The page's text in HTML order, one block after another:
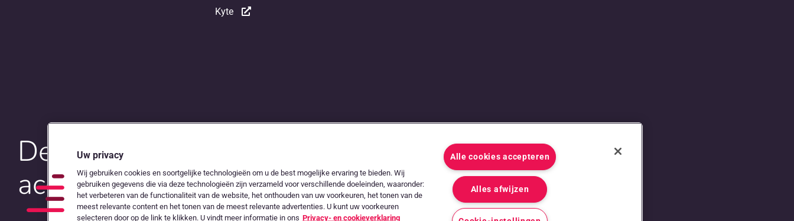
Kyte
De digitale snelweg tussen
accountants en ondernemers
Uw privacy
Wij gebruiken cookies en soortgelijke technologieën om u de best mogelijke ervaring te bieden. Wij
gebruiken gegevens die via deze technologieën zijn verzameld voor verschillende doeleinden, waaronder:
het verbeteren van de functionaliteit van de website, het onthouden van uw voorkeuren, het tonen van de
meest relevante content en het tonen van de meest relevante advertenties. U kunt uw voorkeuren
selecteren door op de link te klikken. U vindt meer informatie in ons Privacy- en cookieverklaring
Alle cookies accepteren
Alles afwijzen